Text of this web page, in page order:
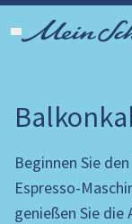
Beginnen Sie
Espresso-
genießen Sie die